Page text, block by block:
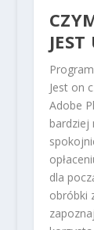
Jest on
Adobe
bardziej
dla
obróbki